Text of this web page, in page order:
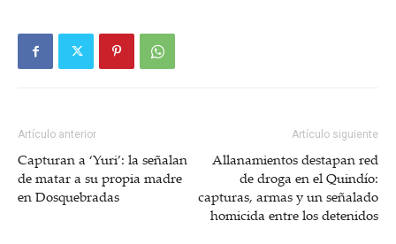
Artículo anterior
Capturan a ‘Yuri’: la señalan
de matar a su propia madre
en Dosquebradas
Artículo siguiente
Allanamientos destapan red
de droga en el Quindío:
capturas, armas y un señalado
homicida entre los detenidos